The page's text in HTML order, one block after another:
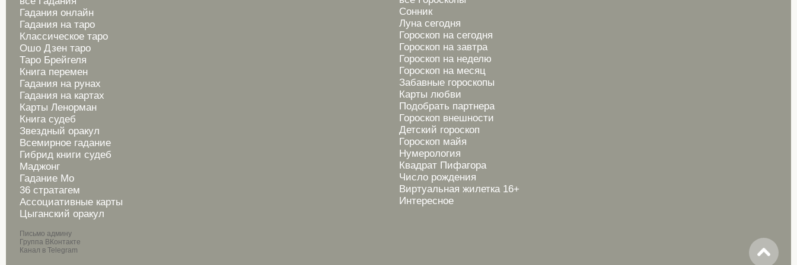
Гадания онлайн
Гадания на таро
Классическое таро
Ошо Дзен таро
Таро Брейгеля
Книга перемен
Гадания на рунах
Гадания на картах
Карты Ленорман
Книга судеб
Звездный оракул
Всемирное гадание
Гибрид книги судеб
Маджонг
Гадание Мо
36 стратагем
Ассоциативные карты
Цыганский оракул
Письмо админу
Группа ВКонтакте
Канал в Telegram
Сонник
Луна сегодня
Гороскоп на сегодня
Гороскоп на завтра
Гороскоп на неделю
Гороскоп на месяц
Забавные гороскопы
Карты любви
Подобрать партнера
Гороскоп внешности
Детский гороскоп
Гороскоп майя
Нумерология
Квадрат Пифагора
Число рождения
Виртуальная жилетка 16+
Интересное